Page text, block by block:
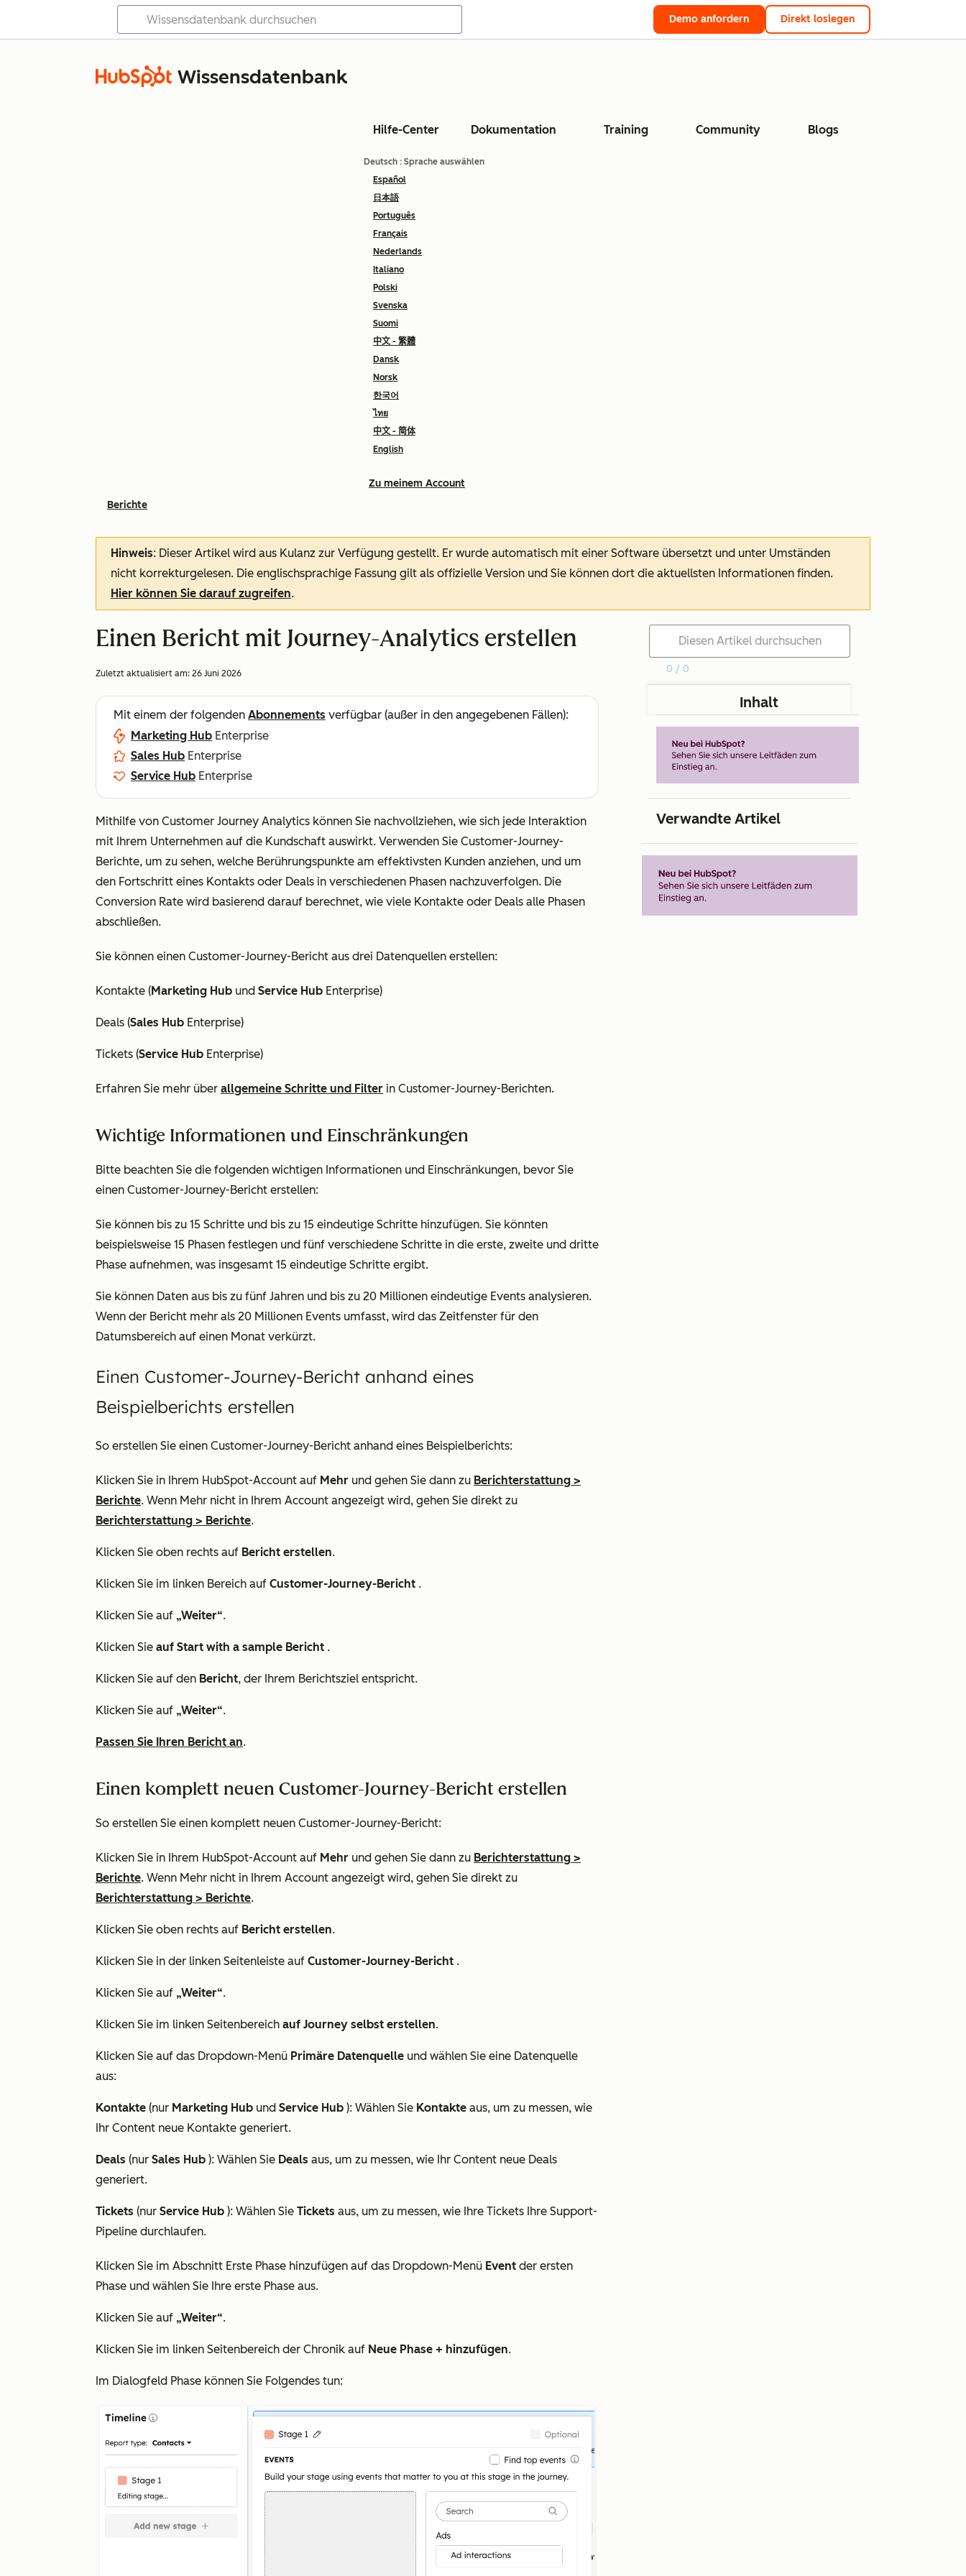
Demo anfordern Direkt loslegen
Wissensdatenbank
Hilfe-Center Dokumentation Training Community Blogs
Deutsch : Sprache auswählen
Español
日本語
Português
Français
Nederlands
Italiano
Polski
Svenska
Suomi
中文 - 繁體
Dansk
Norsk
한국어
ไทย
中文 - 简体
English
Zu meinem Account
Berichte
Hinweis: Dieser Artikel wird aus Kulanz zur Verfügung gestellt. Er wurde automatisch mit einer Software übersetzt und unter Umständen
nicht korrekturgelesen. Die englischsprachige Fassung gilt als offizielle Version und Sie können dort die aktuellsten Informationen finden.
Hier können Sie darauf zugreifen.
Einen Bericht mit Journey-Analytics erstellen
Zuletzt aktualisiert am: 26 Juni 2026
Mit einem der folgenden Abonnements verfügbar (außer in den angegebenen Fällen):
Marketing Hub Enterprise
Sales Hub Enterprise
Service Hub Enterprise
Mithilfe von Customer Journey Analytics können Sie nachvollziehen, wie sich jede Interaktion
mit Ihrem Unternehmen auf die Kundschaft auswirkt. Verwenden Sie Customer-Journey-
Berichte, um zu sehen, welche Berührungspunkte am effektivsten Kunden anziehen, und um
den Fortschritt eines Kontakts oder Deals in verschiedenen Phasen nachzuverfolgen. Die
Conversion Rate wird basierend darauf berechnet, wie viele Kontakte oder Deals alle Phasen
abschließen.
Sie können einen Customer-Journey-Bericht aus drei Datenquellen erstellen:
Kontakte (Marketing Hub und Service Hub Enterprise)
Deals (Sales Hub Enterprise)
Tickets (Service Hub Enterprise)
Erfahren Sie mehr über allgemeine Schritte und Filter in Customer-Journey-Berichten.
Wichtige Informationen und Einschränkungen
Bitte beachten Sie die folgenden wichtigen Informationen und Einschränkungen, bevor Sie
einen Customer-Journey-Bericht erstellen:
Sie können bis zu 15 Schritte und bis zu 15 eindeutige Schritte hinzufügen. Sie könnten
beispielsweise 15 Phasen festlegen und fünf verschiedene Schritte in die erste, zweite und dritte
Phase aufnehmen, was insgesamt 15 eindeutige Schritte ergibt.
Sie können Daten aus bis zu fünf Jahren und bis zu 20 Millionen eindeutige Events analysieren.
Wenn der Bericht mehr als 20 Millionen Events umfasst, wird das Zeitfenster für den
Datumsbereich auf einen Monat verkürzt.
Einen Customer-Journey-Bericht anhand eines
Beispielberichts erstellen
So erstellen Sie einen Customer-Journey-Bericht anhand eines Beispielberichts:
Klicken Sie in Ihrem HubSpot-Account auf Mehr und gehen Sie dann zu Berichterstattung >
Berichte. Wenn Mehr nicht in Ihrem Account angezeigt wird, gehen Sie direkt zu
Berichterstattung > Berichte.
Klicken Sie oben rechts auf Bericht erstellen.
Klicken Sie im linken Bereich auf Customer-Journey-Bericht .
Klicken Sie auf „Weiter“.
Klicken Sie auf Start with a sample Bericht .
Klicken Sie auf den Bericht, der Ihrem Berichtsziel entspricht.
Klicken Sie auf „Weiter“.
Passen Sie Ihren Bericht an.
Einen komplett neuen Customer-Journey-Bericht erstellen
So erstellen Sie einen komplett neuen Customer-Journey-Bericht:
Klicken Sie in Ihrem HubSpot-Account auf Mehr und gehen Sie dann zu Berichterstattung >
Berichte. Wenn Mehr nicht in Ihrem Account angezeigt wird, gehen Sie direkt zu
Berichterstattung > Berichte.
Klicken Sie oben rechts auf Bericht erstellen.
Klicken Sie in der linken Seitenleiste auf Customer-Journey-Bericht .
Klicken Sie auf „Weiter“.
Klicken Sie im linken Seitenbereich auf Journey selbst erstellen.
Klicken Sie auf das Dropdown-Menü Primäre Datenquelle und wählen Sie eine Datenquelle
aus:
Kontakte (nur Marketing Hub und Service Hub ): Wählen Sie Kontakte aus, um zu messen, wie
Ihr Content neue Kontakte generiert.
Deals (nur Sales Hub ): Wählen Sie Deals aus, um zu messen, wie Ihr Content neue Deals
generiert.
Tickets (nur Service Hub ): Wählen Sie Tickets aus, um zu messen, wie Ihre Tickets Ihre Support-
Pipeline durchlaufen.
Klicken Sie im Abschnitt Erste Phase hinzufügen auf das Dropdown-Menü Event der ersten
Phase und wählen Sie Ihre erste Phase aus.
Klicken Sie auf „Weiter“.
Klicken Sie im linken Seitenbereich der Chronik auf Neue Phase + hinzufügen.
Im Dialogfeld Phase können Sie Folgendes tun:
0 / 0
Inhalt
Verwandte Artikel